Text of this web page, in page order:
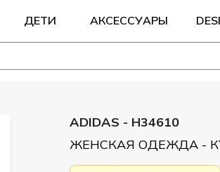
ДЕТИ АКСЕССУАРЫ
ADIDAS - H34610
ЖЕНСКАЯ ОДЕЖДА -